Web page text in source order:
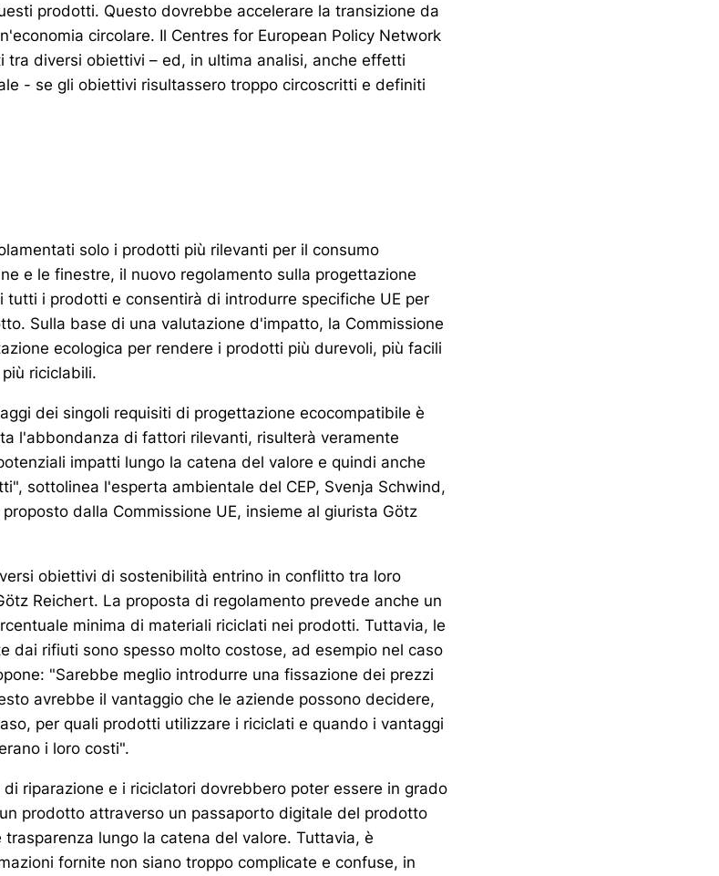
prodotti. Questo dovrebbe accelerare la transizione da
circolare. Il Centres for European Policy Network
tra diversi obiettivi – ed, in ultima analisi, anche effetti
- se gli obiettivi risultassero troppo circoscritti e definiti
solo i prodotti più rilevanti per il consumo
e le finestre, il nuovo regolamento sulla progettazione
tutti i prodotti e consentirà di introdurre specifiche UE per
Sulla base di una valutazione d'impatto, la Commissione
ecologica per rendere i prodotti più durevoli, più facili
riciclabili.
dei singoli requisiti di progettazione ecocompatibile è
l'abbondanza di fattori rilevanti, risulterà veramente
impatti lungo la catena del valore e quindi anche
sottolinea l'esperta ambientale del CEP, Svenja Schwind,
dalla Commissione UE, insieme al giurista Götz
obiettivi di sostenibilità entrino in conflitto tra loro
Reichert. La proposta di regolamento prevede anche un
minima di materiali riciclati nei prodotti. Tuttavia, le
dai rifiuti sono spesso molto costose, ad esempio nel caso
"Sarebbe meglio introdurre una fissazione dei prezzi
avrebbe il vantaggio che le aziende possono decidere,
per quali prodotti utilizzare i riciclati e quando i vantaggi
i loro costi".
riparazione e i riciclatori dovrebbero poter essere in grado
prodotto attraverso un passaporto digitale del prodotto
lungo la catena del valore. Tuttavia, è
fornite non siano troppo complicate e confuse, in